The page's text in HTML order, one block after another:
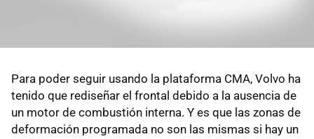
Para poder seguir usando la plataforma CMA, Volvo ha
tenido que rediseñar el frontal debido a la ausencia de
un motor de combustión interna. Y es que las zonas de
deformación programada no son las mismas si hay un